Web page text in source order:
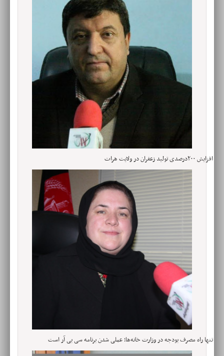
افزایش ۲۰۰درصدی تولید زعفران در ولایت هرات
تنها راه مصرف بودجه در وزارت خانه‌ها؛ عملی شدن برنامه سی بی آر است